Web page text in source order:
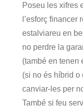
Poseu les xifres
l’esforç financer
estalviareu en
no perdre la
(també en tenen
(si no és híbrid o
canviar-les per
També si feu